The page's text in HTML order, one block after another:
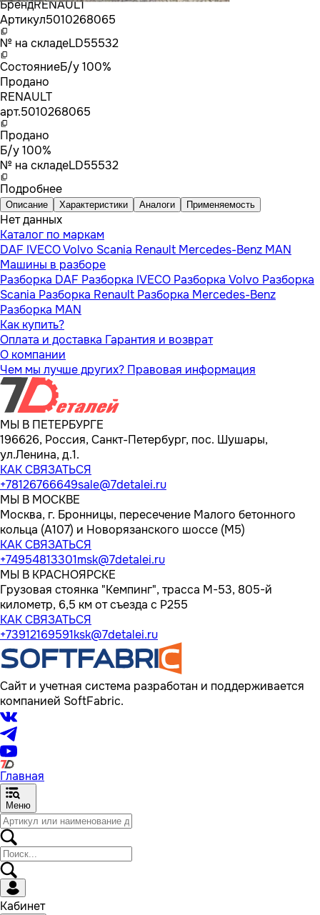
БрендRENAULT
Артикул5010268065
№ на складеLD55532
СостояниеБ/у 100%
Продано
RENAULT
арт.5010268065
Продано
Б/у 100%
№ на складеLD55532
Подробнее
Описание Характеристики Аналоги Применяемость
Нет данных
Каталог по маркам
DAF IVECOVolvo Scania Renault Mercedes-Benz MAN
Машины в разборе
Разборка DAF Разборка IVECO Разборка Volvo Разборка
Scania Разборка Renault Разборка Mercedes-Benz
Разборка MAN
Как купить?
Оплата и доставка Гарантия и возврат
О компании
Чем мы лучше других? Правовая информация
МЫ В ПЕТЕРБУРГЕ
196626, Россия, Санкт-Петербург, пос. Шушары,
ул.Ленина, д.1.
КАК СВЯЗАТЬСЯ
+78126766649sale@7detalei.ru
МЫ В МОСКВЕ
Москва, г. Бронницы, пересечение Малого бетонного
кольца (А107) и Новорязанского шоссе (М5)
КАК СВЯЗАТЬСЯ
+74954813301msk@7detalei.ru
МЫ В КРАСНОЯРСКЕ
Грузовая стоянка "Кемпинг", трасса M-53, 805-й
километр, 6,5 км от съезда с Р255
КАК СВЯЗАТЬСЯ
+73912169591ksk@7detalei.ru
Сайт и учетная система разработан и поддерживается
компанией SoftFabric.
Главная
Меню
Кабинет